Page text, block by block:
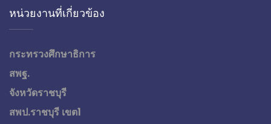
หน่วยงานที่เกี่ยวข้อง
กระทรวงศึกษาธิการ
สพฐ.
จังหวัดราชบุรี
สพป.ราชบุรี เขต1